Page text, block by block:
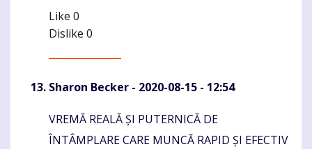
Like 0
Dislike 0
Sharon Becker - 2020-08-15 - 12:54
Komentaras
VREMĂ REALĂ ȘI PUTERNICĂ DE
ÎNTÂMPLARE CARE MUNCĂ RAPID ȘI EFECTIV